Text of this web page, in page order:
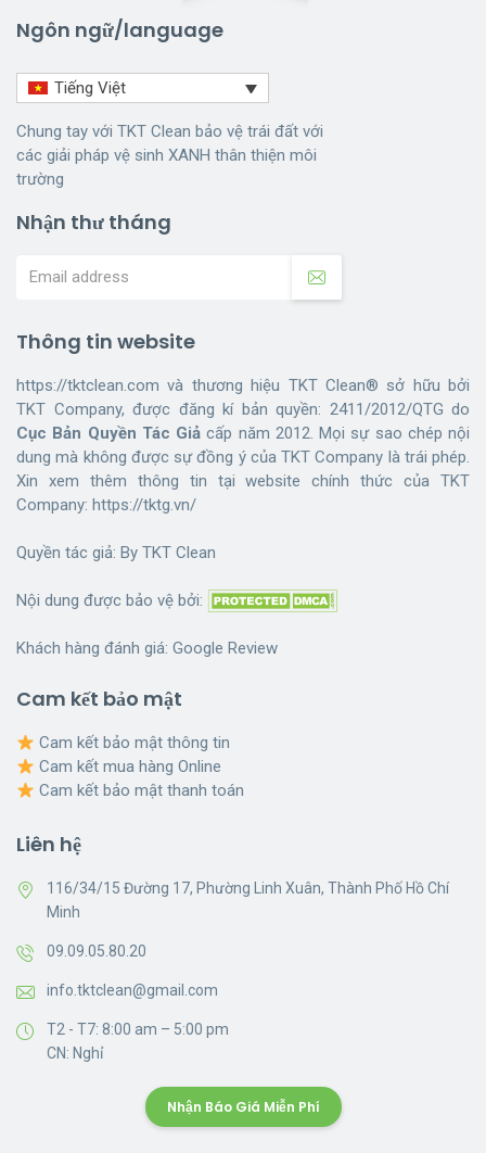
Ngôn ngữ/language
Tiếng Việt
Chung tay với TKT Clean bảo vệ trái đất với
các giải pháp vệ sinh XANH thân thiện môi
trường
Nhận thư tháng
Thông tin website
https://tktclean.com và thương hiệu TKT Clean® sở hữu bởi
TKT Company, được đăng kí bản quyền: 2411/2012/QTG do
Cục Bản Quyền Tác Giả cấp năm 2012. Mọi sự sao chép nội
dung mà không được sự đồng ý của TKT Company là trái phép.
Xin xem thêm thông tin tại website chính thức của TKT
Company: https://tktg.vn/
Quyền tác giả: By TKT Clean
Nội dung được bảo vệ bởi:
Khách hàng đánh giá: Google Review
Cam kết bảo mật
Cam kết bảo mật thông tin
Cam kết mua hàng Online
Cam kết bảo mật thanh toán
Liên hệ
116/34/15 Đường 17, Phường Linh Xuân, Thành Phố Hồ Chí
Minh
09.09.05.80.20
info.tktclean@gmail.com
T2 - T7: 8:00 am – 5:00 pm
CN: Nghỉ
Nhận Báo Giá Miễn Phí